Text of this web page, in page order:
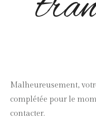
Malheureusement,
complétée pour le
contacter.